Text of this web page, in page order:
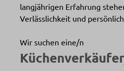
langjährigen Erfahrung
Verlässlichkeit und
Wir suchen eine/n